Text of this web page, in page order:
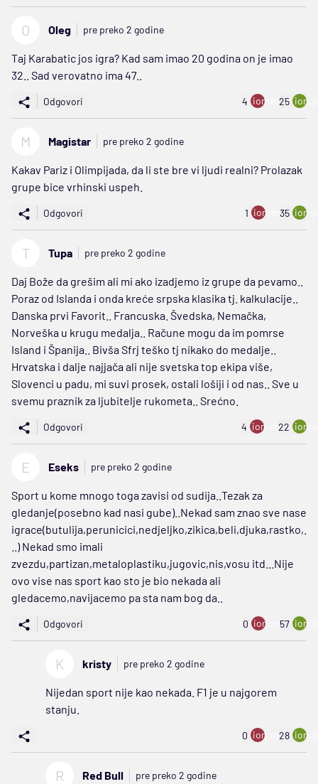
O Oleg pre preko 2 godine
Taj Karabatic jos igra? Kad sam imao 20 godina on je imao
32.. Sad verovatno ima 47..
Odgovori 4 ion:minus
25
M Magistar pre preko 2 godine
Kakav Pariz i Olimpijada, da li ste bre vi ljudi realni? Prolazak
grupe bice vrhinski uspeh.
Odgovori 1 ion:minus
35
T Tupa pre preko 2 godine
Daj Bože da grešim ali mi ako izadjemo iz grupe da pevamo..
Poraz od Islanda i onda kreće srpska klasika tj. kalkulacije..
Danska prvi Favorit.. Francuska. Švedska, Nemačka,
Norveška u krugu medalja.. Račune mogu da im pomrse
Island i Španija.. Bivša Sfrj teško tj nikako do medalje..
Hrvatska i dalje najjača ali nije svetska top ekipa više,
Slovenci u padu, mi suvi prosek, ostali lošiji i od nas.. Sve u
svemu praznik za ljubitelje rukometa.. Srećno.
Odgovori 4 ion:minus
22
E Eseks pre preko 2 godine
Sport u kome mnogo toga zavisi od sudija..Tezak za
gledanje(posebno kad nasi gube)..Nekad sam znao sve nase
igrace(butulija,perunicici,nedjeljko,zikica,beli,djuka,rastko,.
..) Nekad smo imali
zvezdu,partizan,metaloplastiku,jugovic,nis,vosu itd...Nije
ovo vise nas sport kao sto je bio nekada ali
gledacemo,navijacemo pa sta nam bog da..
Odgovori 0 ion:minus
57
K kristy pre preko 2 godine
Nijedan sport nije kao nekada. F1 je u najgorem
stanju.
0 ion:minus
28
R Red Bull pre preko 2 godine